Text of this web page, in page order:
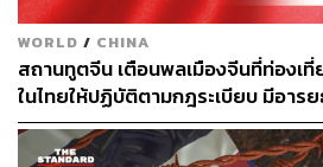
WORLD / CHINA
สถานทูตจีน เตือนพลเมืองจีนที่ท่องเ
ในไทยให้ปฏิบัติตามกฎระเบียบ มีอา
อื่น